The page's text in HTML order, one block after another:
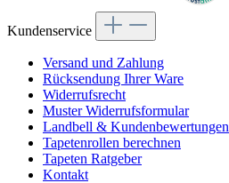
Kundenservice
Versand und Zahlung
Rücksendung Ihrer Ware
Widerrufsrecht
Muster Widerrufsformular
Landbell & Kundenbewertungen
Tapetenrollen berechnen
Tapeten Ratgeber
Kontakt